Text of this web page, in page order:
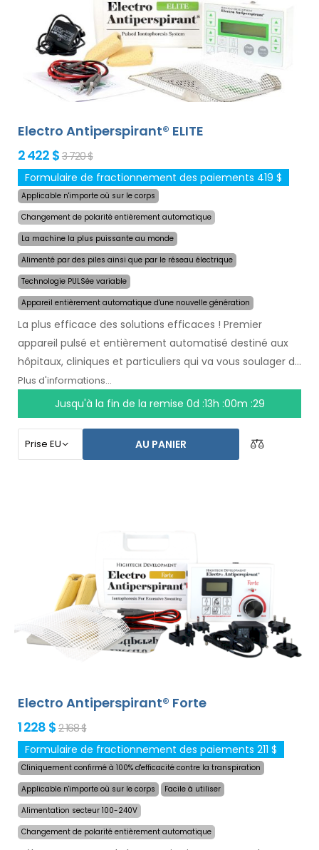
Electro Antiperspirant® ELITE
2 422 $ 3 720 $
Formulaire de fractionnement des paiements 419 $
Applicable n'importe où sur le corps
Changement de polarité entièrement automatique
La machine la plus puissante au monde
Alimenté par des piles ainsi que par le réseau électrique
Technologie PULSée variable
Appareil entièrement automatique d'une nouvelle génération
La plus efficace des solutions efficaces ! Premier
appareil pulsé et entièrement automatisé destiné aux
hôpitaux, cliniques et particuliers qui va vous soulager de
la transpirationpendant plusieurs mois après une
seule utilisation . Au début du traitement, vous
choisissez simplement la zone affectée par la
mains, des pieds et des aisselles (inclus dans le forfait
de base). Avec des adaptateurs supplémentaires, la
transpiration excessive de la tête, du front, de
l`abdomen, du dos, des fesses, de la poitrine et d`autres
parties du corps peut être traitée avec succès et
Garantie de remboursement en
gratuite !
Plus d'informations...
Jusqu'à la fin de la remise 0d :13h :00m :28
AU PANIER
Electro Antiperspirant® Forte
1 228 $ 2 168 $
Formulaire de fractionnement des paiements 211 $
Cliniquement confirmé à 100% d'efficacité contre la transpiration
Applicable n'importe où sur le corps
Facile à utiliser
Alimentation secteur 100-240V
Changement de polarité entièrement automatique